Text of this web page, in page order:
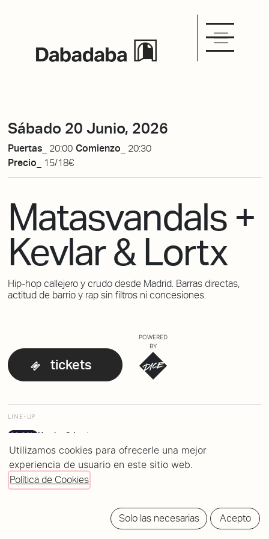
Sábado 20 Junio, 2026
Puertas_ 20:00 Comienzo_ 20:30
Precio_
15/18€
Matasvandals +
Kevlar & Lortx
Hip-hop callejero y crudo desde Madrid. Barras directas,
actitud de barrio y rap sin filtros ni concesiones.
tickets
POWERED
BY
LINE-UP
20:30h Kevlar & Lortx
21:35h Matasvandals
Utilizamos cookies para ofrecerle una mejor
experiencia de usuario en este sitio web.
Política de Cookies
Solo las necesarias Acepto